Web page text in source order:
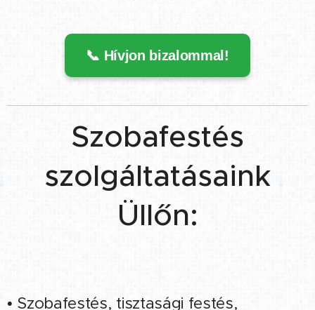
📞 Hívjon bizalommal!
Szobafestés
szolgáltatásaink
Üllőn:
• Szobafestés, tisztasági festés,